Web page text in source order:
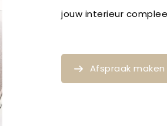
jouw interieur
Afspraak maken